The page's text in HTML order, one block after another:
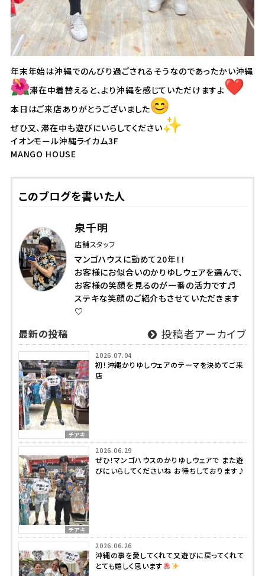
年末年始は沖縄でのんびり過ごされるそうなのであったかい沖縄
滞在中着替えると、より沖縄を感じていただけますよ
本日はご来店ありがとうございました
ぜひ又、滞在中も遊びにいらしてください
イオンモール沖縄ライカム3F
MANGO HOUSE
このブログを書いた人
泉千明
店舗スタッフ
マンゴハウスに勤めて20年！！
お客様にお似合いのかりゆしウェアを選んで、
お客様の笑顔を見るのが一番の活力です♬
ステキな笑顔のご紹介もさせていただきます
♡
最新の投稿 投稿者アーカイブ
チアキ
2026.07.04
初！沖縄かりゆしウェアのテーマを決めてご来
店
チアキ
2026.06.29
ぜひ！マンゴハウスのかりゆしウェアで また遊
びにいらしてくださいね お待ちしております♪
2026.06.26
沖縄の事を愛してくれて又遊びに戻ってくれて
とても嬉しく思います